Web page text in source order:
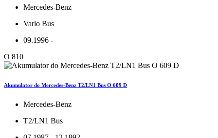
Mercedes-Benz
Vario Bus
09.1996 -
O 810
Akumulator do Mercedes-Benz T2/LN1 Bus O 609 D
Mercedes-Benz
T2/LN1 Bus